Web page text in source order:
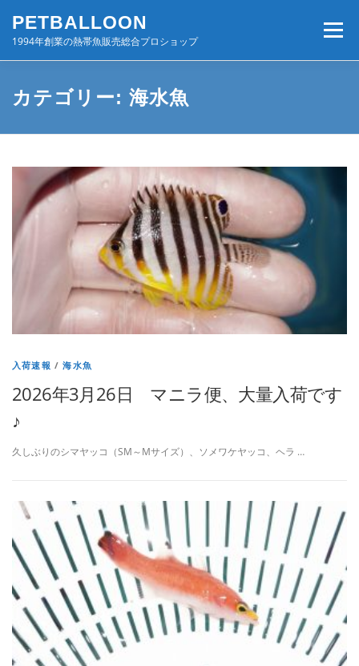
ッ
PETBALLOON
1994年創業の熱帯魚販売総合プロショップ
メニュー
ホーム 入荷速報 店舗案内・サービス
カテゴリー: 海水魚
入荷速報 /海水魚
2026年3月26日 マニラ便、大量入荷です
♪
久しぶりのシマヤッコ（SM～Mサイズ）、ソメワケヤッコ、ヘラ …